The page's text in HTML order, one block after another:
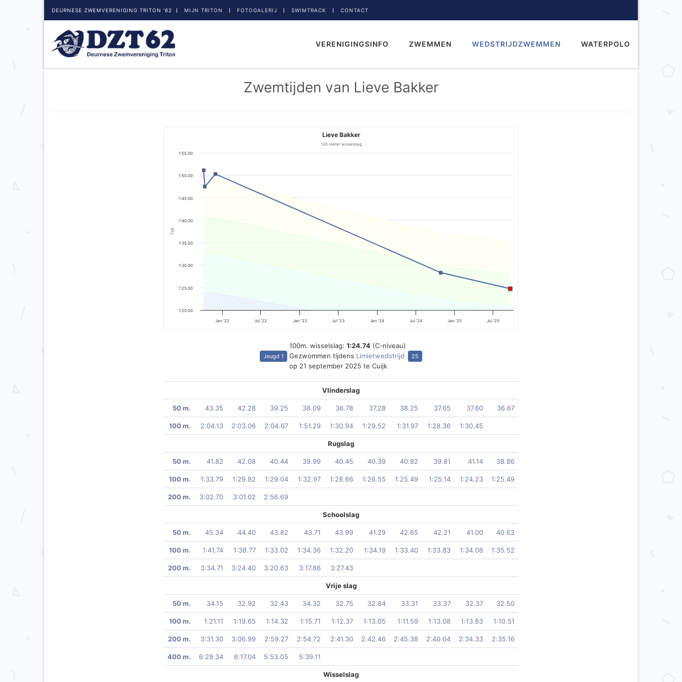
DEURNESE ZWEMVERENIGING TRITON '62 MIJN TRITON FOTOGALERIJ SWIMTRACK CONTACT
VERENIGINGSINFO ZWEMMEN WEDSTRIJDZWEMMEN WATERPOLO
Zwemtijden van Lieve Bakker
Tijd
Lieve Bakker
100 meter wisselslag
Jan '22 Jul '22 Jan '23 Jul '23 Jan '24 Jul '24 Jan '25 Jul '25
1:20.00
1:25.00
1:30.00
1:35.00
1:40.00
1:45.00
1:50.00
1:55.00
Jeugd 1
100m. wisselslag: 1:24.74 (C-niveau)
Gezwommen tijdens Limietwedstrijd
op 21 september 2025 te Cuijk
25
Vlinderslag
50 m. 43.35 42.28 39.25 38.09 36.78 37.28 38.25 37.65 37.60 36.67
100 m. 2:04.13 2:03.06 2:04.07 1:51.29 1:30.94 1:29.52 1:31.97 1:28.36 1:30.45
Rugslag
50 m. 41.82 42.08 40.44 39.99 40.45 40.39 40.82 39.81 41.14 38.86
100 m. 1:33.79 1:29.82 1:29.04 1:32.97 1:28.66 1:26.55 1:25.49 1:25.14 1:24.23 1:25.49
200 m. 3:02.70 3:01.02 2:56.69
Schoolslag
50 m. 45.34 44.40 43.82 43.71 43.99 41.29 42.65 42.21 41.00 40.63
100 m. 1:41.74 1:38.77 1:33.02 1:34.36 1:32.20 1:34.19 1:33.40 1:33.83 1:34.08 1:35.52
200 m. 3:34.71 3:24.40 3:20.63 3:17.86 3:27.43
Vrije slag
50 m. 34.15 32.92 32.43 34.32 32.75 32.84 33.31 33.37 32.37 32.50
100 m. 1:21.11 1:19.65 1:14.32 1:15.71 1:12.37 1:13.05 1:11.59 1:13.08 1:13.83 1:10.51
200 m. 3:31.30 3:06.99 2:59.27 2:54.72 2:41.30 2:42.46 2:45.38 2:40.04 2:34.33 2:35.16
400 m. 6:29.34 6:17.04 5:53.05 5:39.11
Wisselslag